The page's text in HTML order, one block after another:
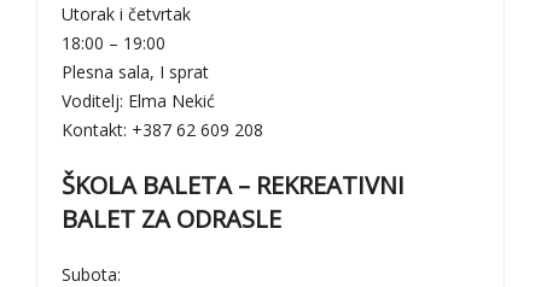
Utorak i četvrtak
18:00 – 19:00
Plesna sala, I sprat
Voditelj: Elma Nekić
Kontakt: +387 62 609 208
ŠKOLA BALETA – REKREATIVNI
BALET ZA ODRASLE
Subota: